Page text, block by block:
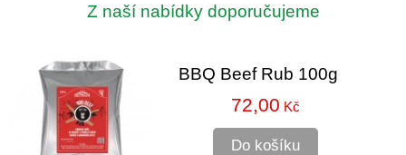
Z naší nabídky doporučujeme
BBQ Beef Rub 100g
72,00 Kč
Do košíku